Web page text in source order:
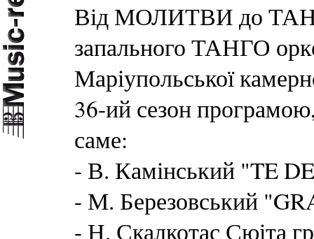
Від МОЛИТВИ до
запального ТАНГО
Маріупольської
36-ий сезон
саме:
- В. Камінський "TE
- М. Березовський
- Н. Скалкотас Сюіта